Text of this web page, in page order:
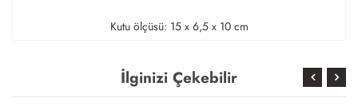
Kutu ölçüsü: 15 x 6,5 x 10 cm
İlginizi Çekebilir